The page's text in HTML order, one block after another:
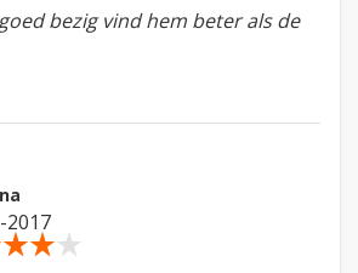
bezig vind hem beter als de
2017
star_ratestar_rate